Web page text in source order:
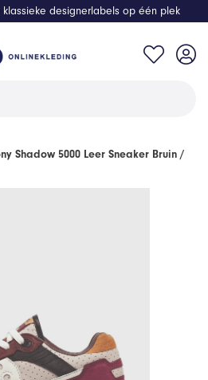
klassieke designerlabels op één plek
Shadow 5000 Leer Sneaker Bruin /